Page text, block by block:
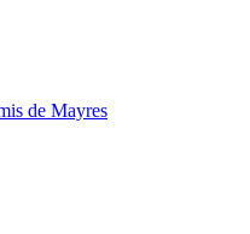
de Mayres